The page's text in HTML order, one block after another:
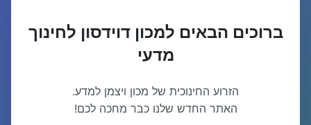
ברוכים הבאים למכון דוידסון לחינוך
מדעי
הזרוע החינוכית של מכון ויצמן למדע.
האתר החדש שלנו כבר מחכה לכם!